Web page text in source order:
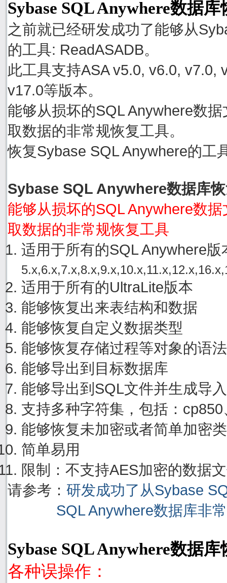
Sybase SQL Anywhere数据
之前就已经研发成功了能够从
的工具: ReadASADB。
此工具支持ASA v5.0, v6.0, v7.0,
v17.0等版本。
能够从损坏的SQL Anywhere数
取数据的非常规恢复工具。
恢复Sybase SQL Anywhere的工
Sybase SQL Anywhere数据库
能够从损坏的SQL Anywhere数
取数据的非常规恢复工具
适用于所有的SQL Anywhere
适用于所有的UltraLite版本
能够恢复出来表结构和数据
能够恢复自定义数据类型
能够恢复存储过程等对象的语法
能够导出到目标数据库
能够导出到SQL文件并生成导
支持多种字符集，包括：
能够恢复未加密或者简单加密
简单易用
限制：不支持AES加密的数据
请参考： 研发成功了从Sybase
SQL Anywhere数据库非
Sybase SQL Anywhere数据
各种误操作：